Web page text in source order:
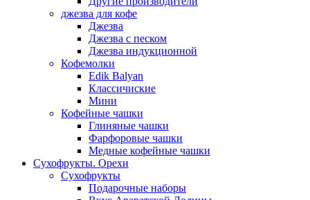
джезва для кофе
Джезва
Джезва с песком
Джезва индукционной
Кофемолки
Edik Balyan
Классичиские
Мини
Кофейные чашки
Глиняные чашки
Фарфоровые чашки
Медные кофейные чашки
Сухофрукты. Орехи
Сухофрукты
Подарочные наборы